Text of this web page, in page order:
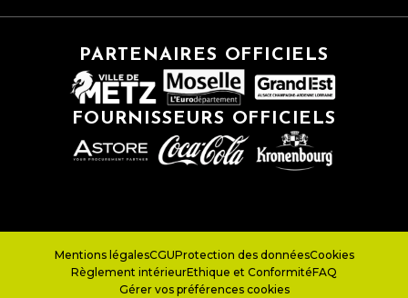
PARTENAIRES OFFICIELS
FOURNISSEURS OFFICIELS
Mentions légalesCGUProtection des donnéesCookies
Règlement intérieurEthique et ConformitéFAQ
Gérer vos préférences cookies